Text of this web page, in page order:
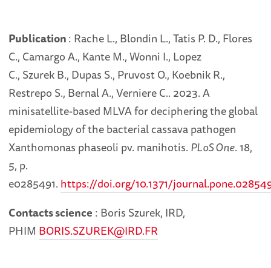
Publication: Rache L., Blondin L., Tatis P. D., Flores
C., Camargo A., Kante M., Wonni I., Lopez
C., Szurek B., Dupas S., Pruvost O., Koebnik R.,
Restrepo S., Bernal A., Verniere C.. 2023. A
minisatellite-based MLVA for deciphering the global
epidemiology of the bacterial cassava pathogen
Xanthomonas phaseoli pv. manihotis. PLoS One. 18,
5, p.
e0285491. https://doi.org/10.1371/
Contacts science : Boris Szurek, IRD,
PHIM BORIS.SZUREK@IRD.FR